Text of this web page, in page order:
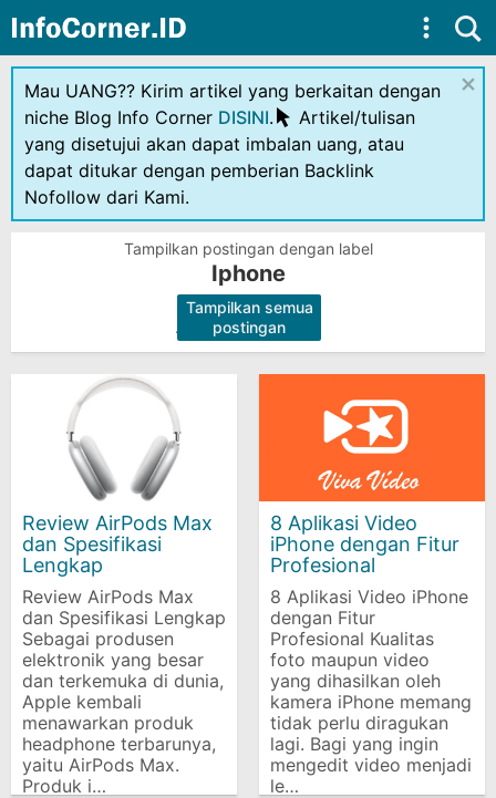
Skip to main content
Mau UANG?? Kirim artikel yang berkaitan dengan
niche Blog Info Corner DISINI.
Artikel/tulisan
yang disetujui akan dapat imbalan uang, atau
dapat ditukar dengan pemberian Backlink
Nofollow dari Kami.
×
Tampilkan postingan dengan label
Iphone
.
Tampilkan semua
postingan
Review AirPods Max
dan Spesifikasi
Lengkap
Review AirPods Max
dan Spesifikasi Lengkap
Sebagai produsen
elektronik yang besar
dan terkemuka di dunia,
Apple kembali
menawarkan produk
headphone terbarunya,
yaitu AirPods Max.
Produk i…
8 Aplikasi Video
iPhone dengan Fitur
Profesional
8 Aplikasi Video iPhone
dengan Fitur
Profesional Kualitas
foto maupun video
yang dihasilkan oleh
kamera iPhone memang
tidak perlu diragukan
lagi. Bagi yang ingin
mengedit video menjadi
le…